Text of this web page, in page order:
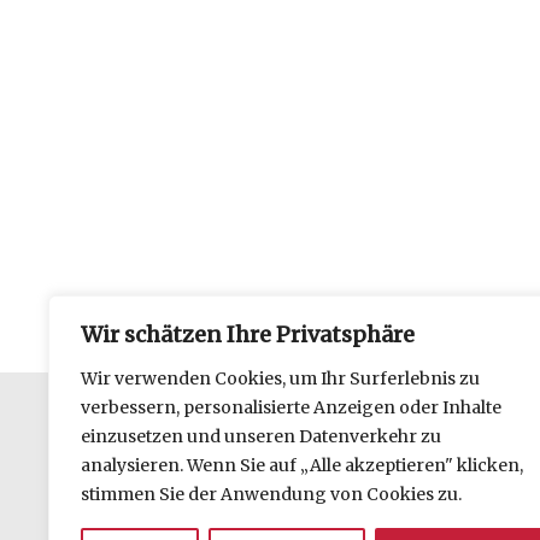
Wir schätzen Ihre Privatsphäre
Wir verwenden Cookies, um Ihr Surferlebnis zu
verbessern, personalisierte Anzeigen oder Inhalte
einzusetzen und unseren Datenverkehr zu
analysieren. Wenn Sie auf „Alle akzeptieren" klicken,
stimmen Sie der Anwendung von Cookies zu.
Datenschutzerklärung
Impressum